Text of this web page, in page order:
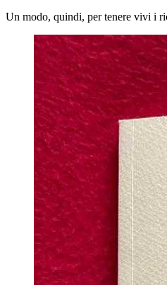
Un modo, quindi, per tenere vivi i